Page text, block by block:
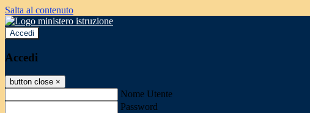
Salta al contenuto
Accedi
Accedi
button close ×
Nome Utente
Password